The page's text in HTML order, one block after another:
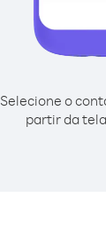
Selecione o
partir da